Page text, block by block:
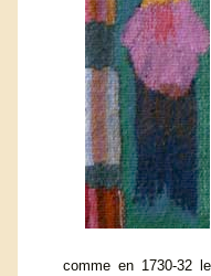
comme en 1730-32